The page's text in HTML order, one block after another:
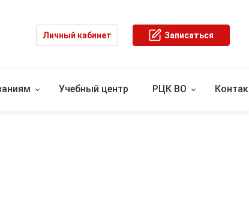
Личный кабинет Записаться
Учебный центр РЦК ВО